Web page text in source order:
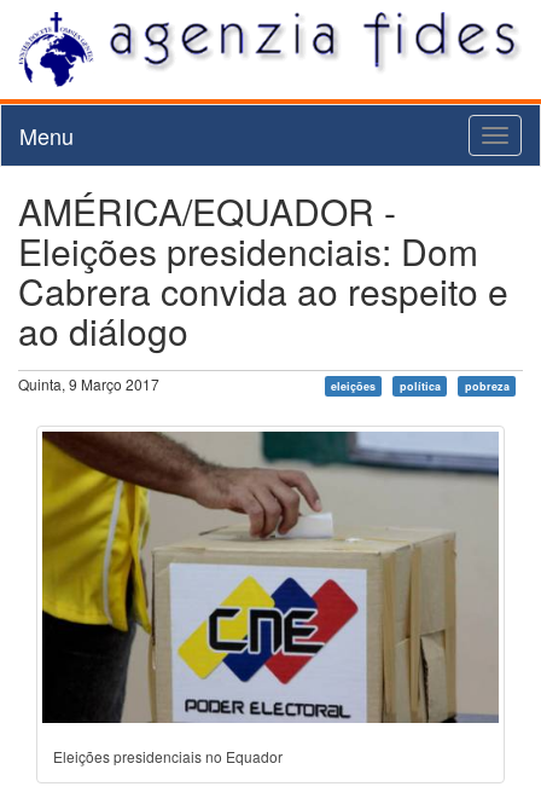
Menu
AMÉRICA/EQUADOR -
Eleições presidenciais: Dom
Cabrera convida ao respeito e
ao diálogo
Quinta, 9 Março 2017 eleições política pobreza
Eleições presidenciais no Equador